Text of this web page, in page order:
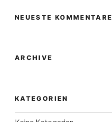
NEUESTE KOMMENTARE
ARCHIVE
KATEGORIEN